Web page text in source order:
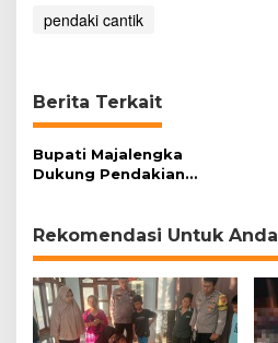
pendaki cantik
Berita Terkait
Bupati Majalengka
Dukung Pendakian
Rekomendasi Untuk Anda